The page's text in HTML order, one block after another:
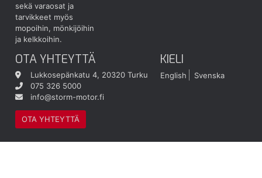
sekä varaosat ja
tarvikkeet myös
mopoihin, mönkijöihin
ja kelkkoihin.
OTA YHTEYTTÄ
Lukkosepänkatu 4, 20320 Turku
075 326 5000
info@storm-motor.fi
OTA YHTEYTTÄ
KIELI
English Svenska